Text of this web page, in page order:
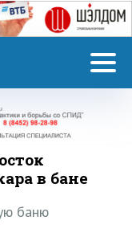
в бане
баню